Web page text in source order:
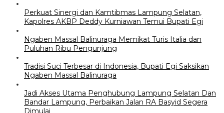
Perkuat Sinergi dan Kamtibmas Lampung Selatan,
Kapolres AKBP Deddy Kurniawan Temui Bupati Egi
Ngaben Massal Balinuraga Memikat Turis Italia dan
Puluhan Ribu Pengunjung
Tradisi Suci Terbesar di Indonesia, Bupati Egi Saksikan
Ngaben Massal Balinuraga
Jadi Akses Utama Penghubung Lampung Selatan Dan
Bandar Lampung, Perbaikan Jalan RA Basyid Segera
Dimulai